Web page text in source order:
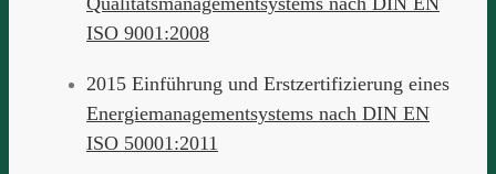
ISO 9001:2008
2015 Einführung und Erstzertifizierung eines
Energiemanagementsystems nach DIN EN
ISO 50001:2011